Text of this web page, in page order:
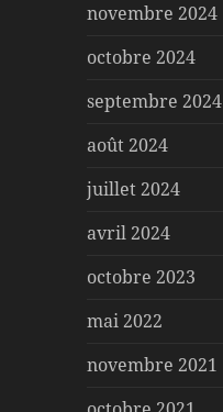
novembre 2024
octobre 2024
septembre 2024
août 2024
juillet 2024
avril 2024
octobre 2023
mai 2022
novembre 2021